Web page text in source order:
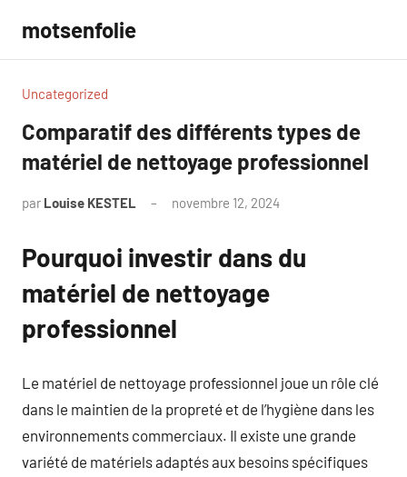
contenu
motsenfolie
Uncategorized
Comparatif des différents types de
matériel de nettoyage professionnel
par Louise KESTEL novembre 12, 2024
Pourquoi investir dans du
matériel de nettoyage
professionnel
Le matériel de nettoyage professionnel joue un rôle clé
dans le maintien de la propreté et de l’hygiène dans les
environnements commerciaux. Il existe une grande
variété de matériels adaptés aux besoins spécifiques